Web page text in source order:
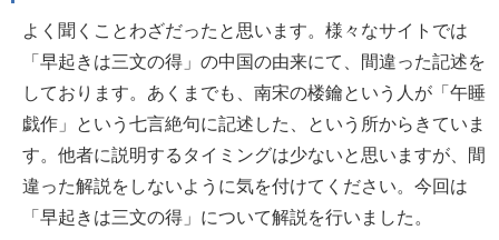
よく聞くことわざだったと思います。様々なサイトでは
「早起きは三文の得」の中国の由来にて、間違った記述を
しております。あくまでも、南宋の楼鑰という人が「午睡
戯作」という七言絶句に記述した、という所からきていま
す。他者に説明するタイミングは少ないと思いますが、間
違った解説をしないように気を付けてください。今回は
「早起きは三文の得」について解説を行いました。